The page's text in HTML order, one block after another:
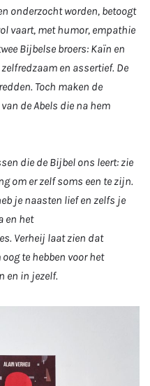
onderzocht worden, betoogt
vaart, met humor, empathie
Bijbelse broers: Kaïn en
en assertief. De
Toch maken de
de Abels die na hem
die de Bijbel ons leert: zie
om er zelf soms een te zijn.
je naasten lief en zelfs je
en het
Verheij laat zien dat
te hebben voor het
en in jezelf.